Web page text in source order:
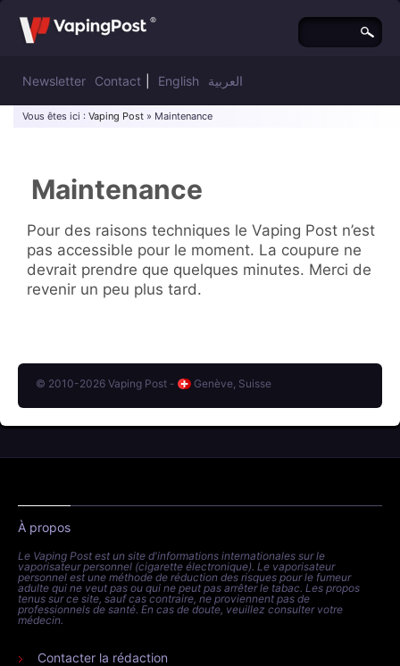
Newsletter Contact English العربية
Vous êtes ici : Vaping Post » Maintenance
Maintenance
Pour des raisons techniques le Vaping Post n’est
pas accessible pour le moment. La coupure ne
devrait prendre que quelques minutes. Merci de
revenir un peu plus tard.
© 2010-2026 Vaping Post - Genève, Suisse
À propos
Le Vaping Post est un site d'informations internationales sur le
vaporisateur personnel (cigarette électronique). Le vaporisateur
personnel est une méthode de réduction des risques pour le fumeur
adulte qui ne veut pas ou qui ne peut pas arrêter le tabac. Les propos
tenus sur ce site, sauf cas contraire, ne proviennent pas de
professionnels de santé. En cas de doute, veuillez consulter votre
médecin.
Contacter la rédaction